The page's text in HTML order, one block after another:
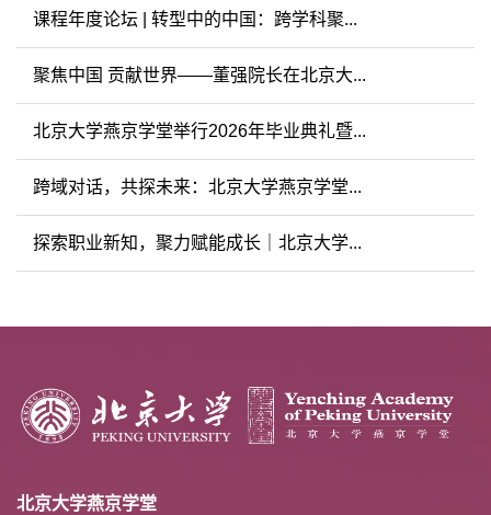
课程年度论坛 | 转型中的中国：跨学科聚...
聚焦中国 贡献世界——董强院长在北京大...
北京大学燕京学堂举行2026年毕业典礼暨...
跨域对话，共探未来：北京大学燕京学堂...
探索职业新知，聚力赋能成长｜北京大学...
北京大学燕京学堂